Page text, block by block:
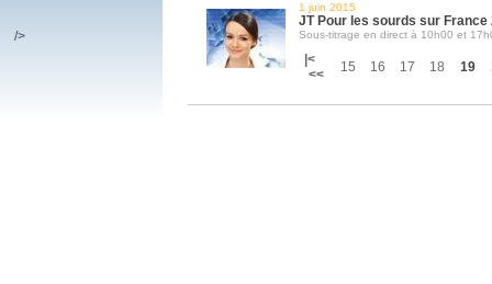
1 juin 2015
JT Pour les sourds sur France
Sous-titrage en direct à 10h00 et
|<
<<
15 16 17 18 19
/>